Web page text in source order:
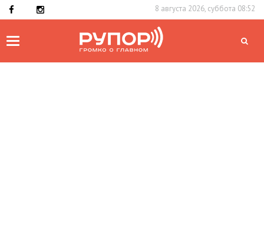
8 августа 2026, суббота 08:52
Toggle